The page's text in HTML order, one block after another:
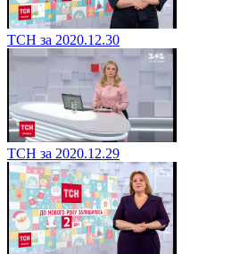
ТСН за 2020.12.30
ТСН за 2020.12.29